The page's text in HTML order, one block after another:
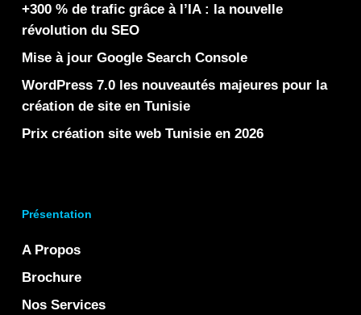
+300 % de trafic grâce à l’IA : la nouvelle
révolution du SEO
Mise à jour Google Search Console
WordPress 7.0 les nouveautés majeures pour la
création de site en Tunisie
Prix création site web Tunisie en 2026
Présentation
A Propos
Brochure
Nos Services